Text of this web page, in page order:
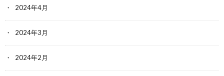
2024年4月
2024年3月
2024年2月